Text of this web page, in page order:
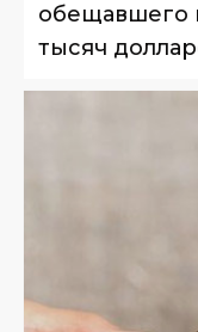
обещавшего
тысяч